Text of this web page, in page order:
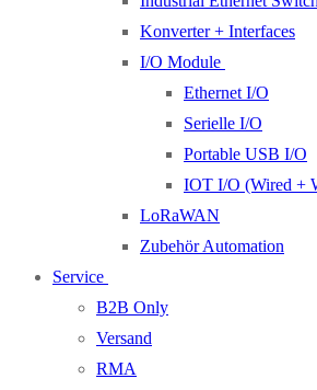
Konverter + Interfaces
I/O Module
Ethernet I/O
Serielle I/O
Portable USB I/O
IOT I/O (Wired +
LoRaWAN
Zubehör Automation
Service
B2B Only
Versand
RMA